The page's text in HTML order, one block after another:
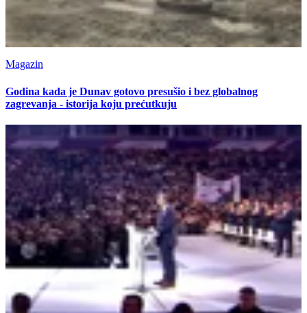
Magazin
Godina kada je Dunav gotovo presušio i bez globalnog
zagrevanja - istorija koju prećutkuju